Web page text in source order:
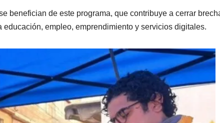
benefician de este programa, que contribuye a cerrar
empleo, emprendimiento y servicios digitales.